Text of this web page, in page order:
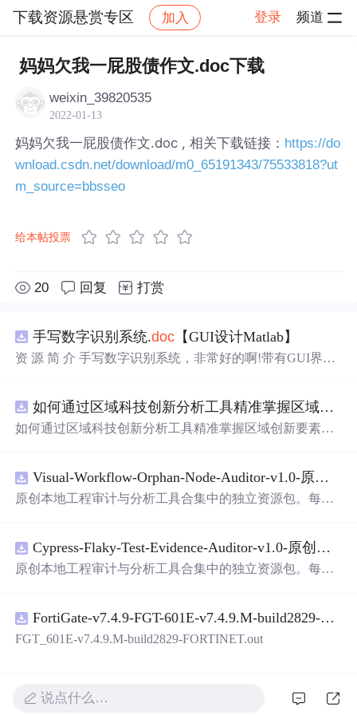
下载资源悬赏专区 加入 登录 频道
社区 下载资源悬赏专区 帖子详情
妈妈欠我一屁股债作文.doc下载
weixin_39820535
2022-01-13
妈妈欠我一屁股债作文.doc , 相关下载链接： https://do
wnload.csdn.net/download/m0_65191343/75533818?ut
m_source=bbsseo
给本帖投票
20 回复 打赏
手写数字识别系统.doc 【GUI设计Matlab】
资 源 简 介 手写数字识别系统，非常好的啊!带有GUI界
带有直观的图形用户界面（GUI），非常容易使用。你只
需要将手写数字输入系统，它将立即给出准确的识别结
是一个非常方便和实用的工具，你一定会喜欢它的！
如何通过区域科技创新分析工具精准掌握区域创新要素分布与产业链融合现状？.
如何通过区域科技创新分析工具精准掌握区域创新要素分
Visual-Workflow-Orphan-Node-Auditor-v1.0-原创源码与文档.zip
原创本地工程审计与分析工具合集中的独立资源包。每个
README、运行说明、功能清单、MIT License及原创与授
权声明。解压后进入project目录，执行npm test验证算法，
目源码、Logo、官方截图、论文、生产日志或其他受限素
材。适合前端开发、AI应用工程、测试审计和课程实践。
Cypress-Flaky-Test-Evidence-Auditor-v1.0-原创源码与文档.zip
原创本地工程审计与分析工具合集中的独立资源包。每个
README、运行说明、功能清单、MIT License及原创与授
权声明。解压后进入project目录，执行npm test验证算法，
材。适合前端开发、AI应用工程、测试审计和课程实践。
FortiGate-v7.4.9-FGT-601E-v7.4.9.M-build2829-FORTINET.out
FGT_601E-v7.4.9.M-build2829-FORTINET.out
说点什么…